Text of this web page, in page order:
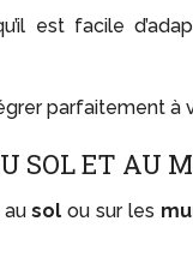
est facile
parfaitement à
SOL ET AU
ausol ou sur les